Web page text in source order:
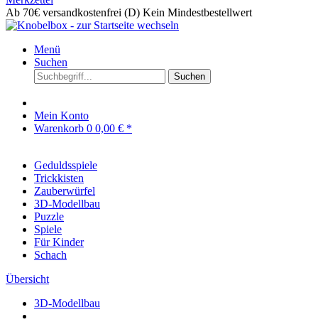
Ab 70€ versandkostenfrei (D) Kein Mindestbestellwert
Menü
Suchen
Suchen
Mein Konto
Warenkorb 0 0,00 € *
Geduldsspiele
Trickkisten
Zauberwürfel
3D-Modellbau
Puzzle
Spiele
Für Kinder
Schach
Übersicht
3D-Modellbau